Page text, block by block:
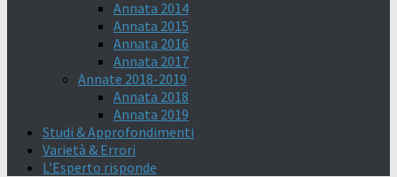
Annata 2014
Annata 2015
Annata 2016
Annata 2017
Annate 2018-2019
Annata 2018
Annata 2019
Studi & Approfondimenti
Varietà & Errori
L’Esperto risponde